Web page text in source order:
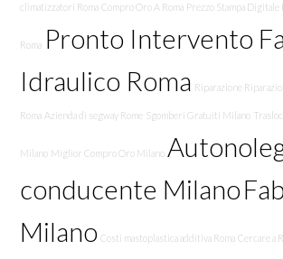
climatizzatori Roma Compro Oro A Roma Prezzo Stampa Digitale
Roma Pronto Intervento
Idraulico Roma Riparazione
Roma Azienda di segway Rome Sgomberi Gratuiti Milano
Milano Miglior Compro Oro Milano
conducente Milano
Milano Costi mastoplastica additiva Roma Cercare a